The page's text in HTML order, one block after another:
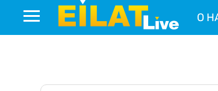
О